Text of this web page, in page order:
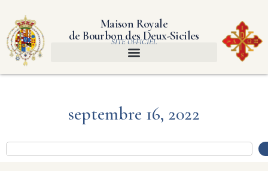
Maison Royale
de Bourbon des Deux-Siciles
SITE OFFICIEL
septembre 16, 2022